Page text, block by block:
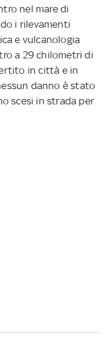
nel mare di
i rilevamenti
e vulcanologia
a 29 chilometri di
in città e in
danno è stato
scesi in strada per